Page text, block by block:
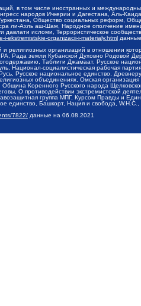
в том числе иностранных и
народов Ичкерии и Дагестана, Аль-
Общество социальных реформ,
ли-Ахль аш-Шам, Народное ополчение
давлати исломи, Террористическое
i-ekstremistskie-organizacii-i-materialy.html
религиозных организаций в отношении
Рада земли Кубанской Духовно Родовой
Таблиги Джамаат, Русское
Национал-социалистическая рабочая
Русское национальное единство,
объединениях, Омская
Коренного Русского народа
О противодействии экстремистской
группа МПГ, Курсом Правды и
единство, Башкорт, Нация и свобода,
7822/ данные на 06.08.2021